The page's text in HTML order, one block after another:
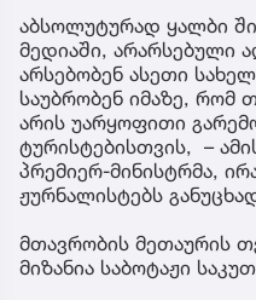
აბსოლუტურად ყალბი
მედიაში, არარსებული
არსებობენ ასეთი
საუბრობენ იმაზე, რომ
არის უარყოფითი
ტურისტებისთვის, –
პრემიერ-მინისტრმა,
ჟურნალისტებს
მთავრობის მეთაურის
მიზანია საბოტაჟი